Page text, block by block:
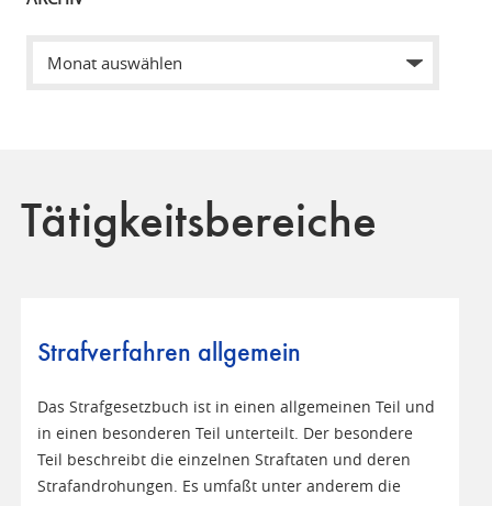
Tätigkeitsbereiche
Strafverfahren allgemein
Das Strafgesetzbuch ist in einen allgemeinen Teil und
in einen besonderen Teil unterteilt. Der besondere
Teil beschreibt die einzelnen Straftaten und deren
Strafandrohungen. Es umfaßt unter anderem die